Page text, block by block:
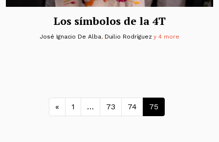
Los símbolos de la 4T
José Ignacio De Alba, Duilio Rodríguez y 4 more
Navegación de entradas
« 1 … 73 74 75